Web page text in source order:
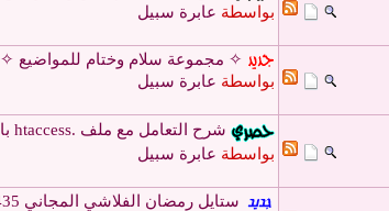
بواسطة عابرة سبيل
✧ مجموعة سلام وختام للمواضيع ✧
بواسطة عابرة سبيل
شرح التعامل مع ملف .htaccess بالكامل
بواسطة عابرة سبيل
ستايل رمضان الفلاشي المجاني 1435هــ